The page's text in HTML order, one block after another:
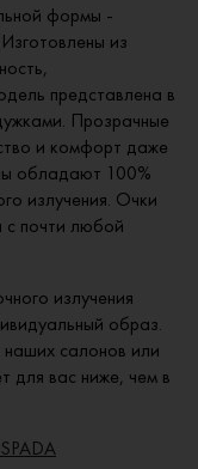
формы -
из
представлена в
Прозрачные
и комфорт даже
обладают 100%
излучения. Очки
с почти любой
излучения
образ.
салонов или
для вас ниже, чем в